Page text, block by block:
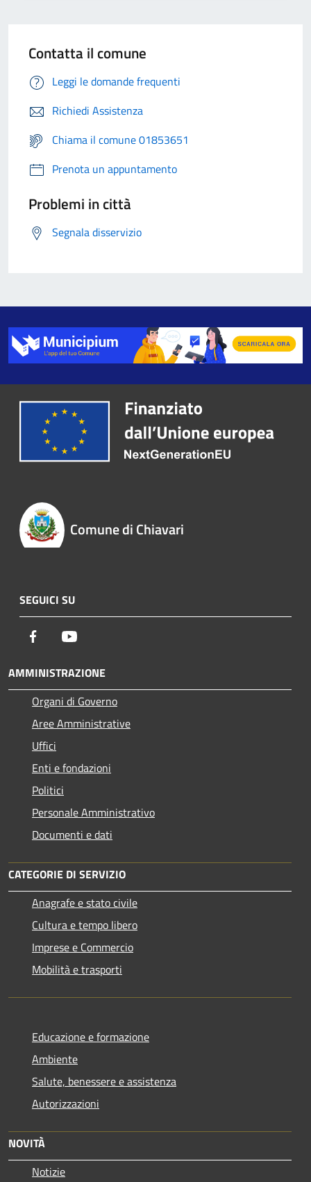
Contatta il comune
Leggi le domande frequenti
Richiedi Assistenza
Chiama il comune 01853651
Prenota un appuntamento
Problemi in città
Segnala disservizio
Comune di Chiavari
SEGUICI SU
Facebook
AMMINISTRAZIONE
Organi di Governo
Aree Amministrative
Uffici
Enti e fondazioni
Politici
Personale Amministrativo
Documenti e dati
CATEGORIE DI SERVIZIO
Anagrafe e stato civile
Cultura e tempo libero
Imprese e Commercio
Mobilità e trasporti
Educazione e formazione
Ambiente
Salute, benessere e assistenza
Autorizzazioni
NOVITÀ
Notizie